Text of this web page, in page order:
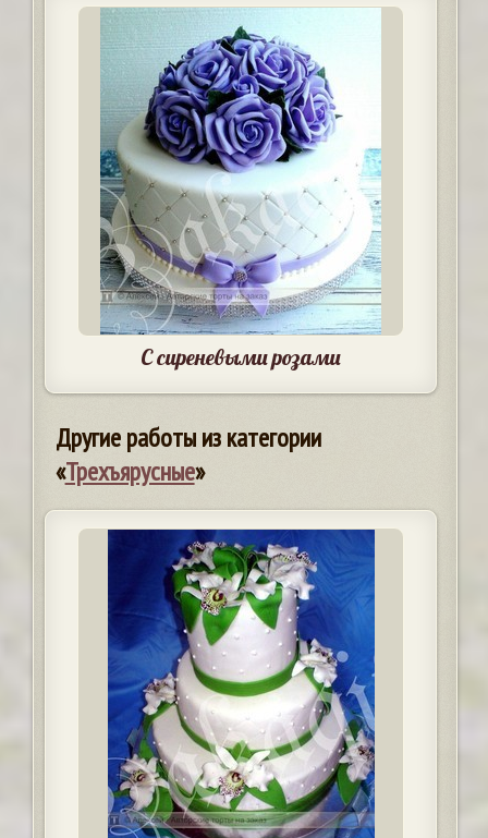
С сиреневыми розами
Другие работы из категории
«Трехъярусные»